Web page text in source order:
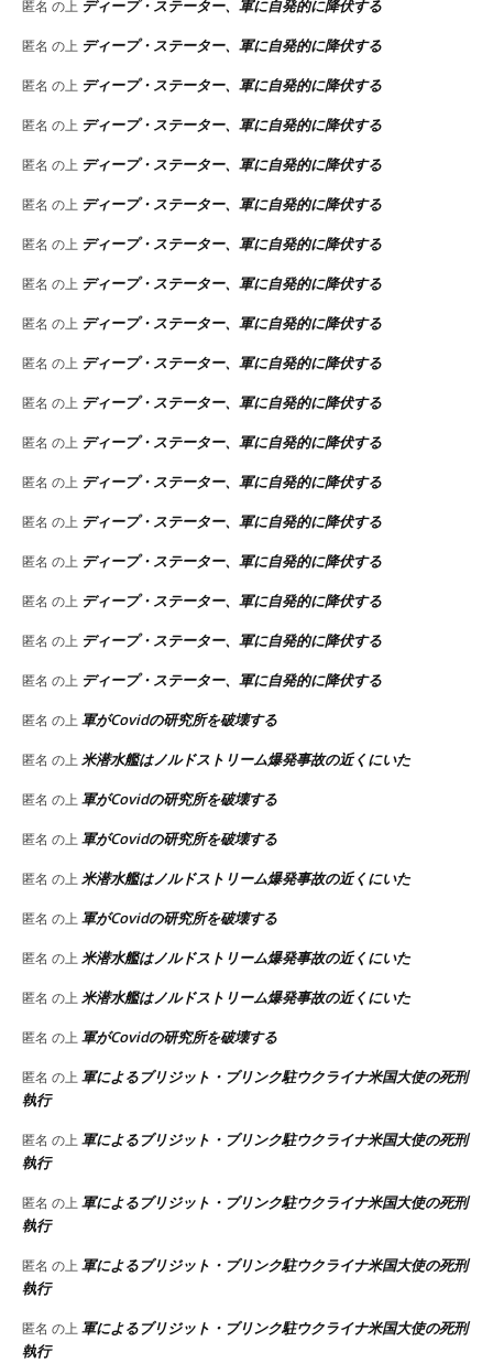
匿名 の上 ディープ・ステーター、軍に自発的に降伏する
匿名 の上 ディープ・ステーター、軍に自発的に降伏する
匿名 の上 ディープ・ステーター、軍に自発的に降伏する
匿名 の上 ディープ・ステーター、軍に自発的に降伏する
匿名 の上 ディープ・ステーター、軍に自発的に降伏する
匿名 の上 ディープ・ステーター、軍に自発的に降伏する
匿名 の上 ディープ・ステーター、軍に自発的に降伏する
匿名 の上 ディープ・ステーター、軍に自発的に降伏する
匿名 の上 ディープ・ステーター、軍に自発的に降伏する
匿名 の上 ディープ・ステーター、軍に自発的に降伏する
匿名 の上 ディープ・ステーター、軍に自発的に降伏する
匿名 の上 ディープ・ステーター、軍に自発的に降伏する
匿名 の上 ディープ・ステーター、軍に自発的に降伏する
匿名 の上 ディープ・ステーター、軍に自発的に降伏する
匿名 の上 ディープ・ステーター、軍に自発的に降伏する
匿名 の上 ディープ・ステーター、軍に自発的に降伏する
匿名 の上 ディープ・ステーター、軍に自発的に降伏する
匿名 の上 ディープ・ステーター、軍に自発的に降伏する
匿名 の上 軍がCovidの研究所を破壊する
匿名 の上 米潜水艦はノルドストリーム爆発事故の近くにいた
匿名 の上 軍がCovidの研究所を破壊する
匿名 の上 軍がCovidの研究所を破壊する
匿名 の上 米潜水艦はノルドストリーム爆発事故の近くにいた
匿名 の上 軍がCovidの研究所を破壊する
匿名 の上 米潜水艦はノルドストリーム爆発事故の近くにいた
匿名 の上 米潜水艦はノルドストリーム爆発事故の近くにいた
匿名 の上 軍がCovidの研究所を破壊する
匿名 の上 軍によるブリジット・ブリンク駐ウクライナ米国大使の死刑
執行
匿名 の上 軍によるブリジット・ブリンク駐ウクライナ米国大使の死刑
執行
匿名 の上 軍によるブリジット・ブリンク駐ウクライナ米国大使の死刑
執行
匿名 の上 軍によるブリジット・ブリンク駐ウクライナ米国大使の死刑
執行
匿名 の上 軍によるブリジット・ブリンク駐ウクライナ米国大使の死刑
執行